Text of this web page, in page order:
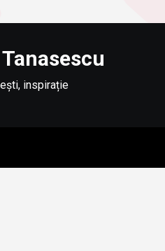
inspirație